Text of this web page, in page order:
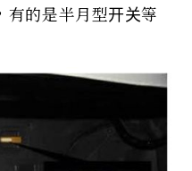
有的是半月型开关等